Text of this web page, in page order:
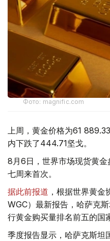
Фото: magnific.com
上周，黄金价格为61
内下跌了444.71坚戈。
8月6日，世界市场现货黄
七周来首次。
据此前报道 ，根据世界黄
WGC）最新报告，哈萨克
行黄金购买量排名前五的国
季度报告显示，哈萨克斯坦